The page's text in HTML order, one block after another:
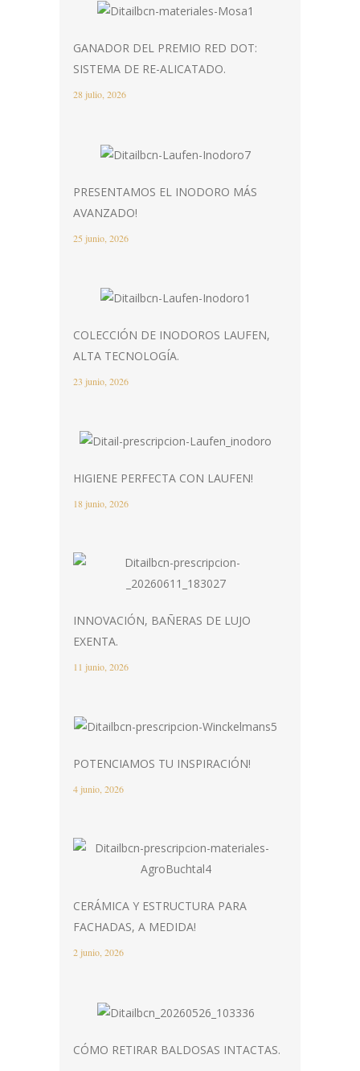
GANADOR DEL PREMIO RED DOT:
SISTEMA DE RE-ALICATADO.
28 julio, 2026
PRESENTAMOS EL INODORO MÁS
AVANZADO!
25 junio, 2026
COLECCIÓN DE INODOROS LAUFEN,
ALTA TECNOLOGÍA.
23 junio, 2026
HIGIENE PERFECTA CON LAUFEN!
18 junio, 2026
INNOVACIÓN, BAÑERAS DE LUJO
EXENTA.
11 junio, 2026
POTENCIAMOS TU INSPIRACIÓN!
4 junio, 2026
CERÁMICA Y ESTRUCTURA PARA
FACHADAS, A MEDIDA!
2 junio, 2026
CÓMO RETIRAR BALDOSAS INTACTAS.